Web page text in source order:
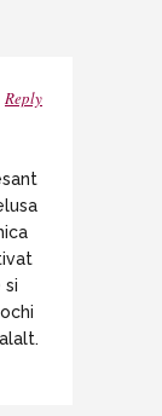
Reply
si